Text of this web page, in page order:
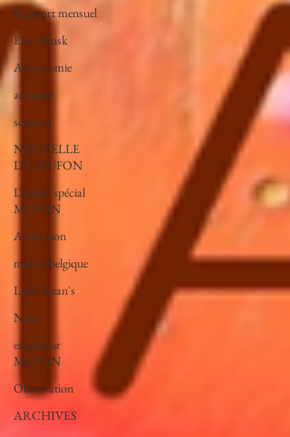
Rapport mensuel
Elon Musk
Astronomie
actualité
sciences
NOUVELLE
DU MUFON
Dossier spécial
MUFON
Abduction
mufon belgique
Leslie Kean's
Nasa
enqueteur
MUFON
Observation
ARCHIVES